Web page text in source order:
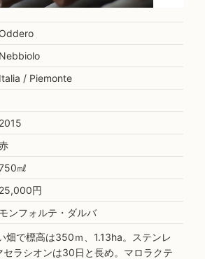
Oddero
Nebbiolo
Italia / Piemonte
2015
㎖
25,000円
モンフォルテ・ダルバ
畑で標高は350ｍ、1.13ha。ステンレ
セラシオンは30日と長め。マロラクテ